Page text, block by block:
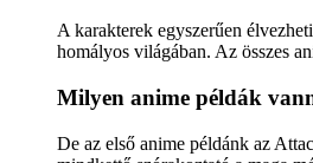
A karakterek egyszerűen
homályos világában. Az összes
Milyen anime példák
De az első anime példánk az